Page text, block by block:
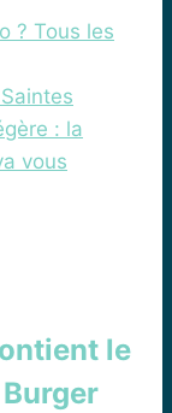
? Tous les
: la
vous
le